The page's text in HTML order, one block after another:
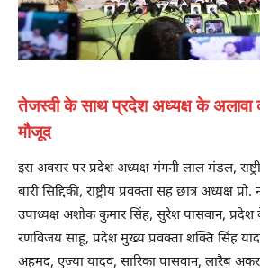
तेजस्वी के साथ प्रदेश अध्यक्ष के अलावा
मौजूद
इस अवसर पर प्रदेश अध्यक्ष मंगनी लाल मंडल,
बारी सिद्दिकी, राष्ट्रीय प्रवक्ता सह छात्र अध्यक्ष
उपाध्यक्ष अशोक कुमार सिंह, सुरेश पासवान, प्रदेश
रणविजय साहू, प्रदेश मुख्य प्रवक्ता शक्ति सिंह
अहमद, एज्या यादव, सारिका पासवान, लारैब